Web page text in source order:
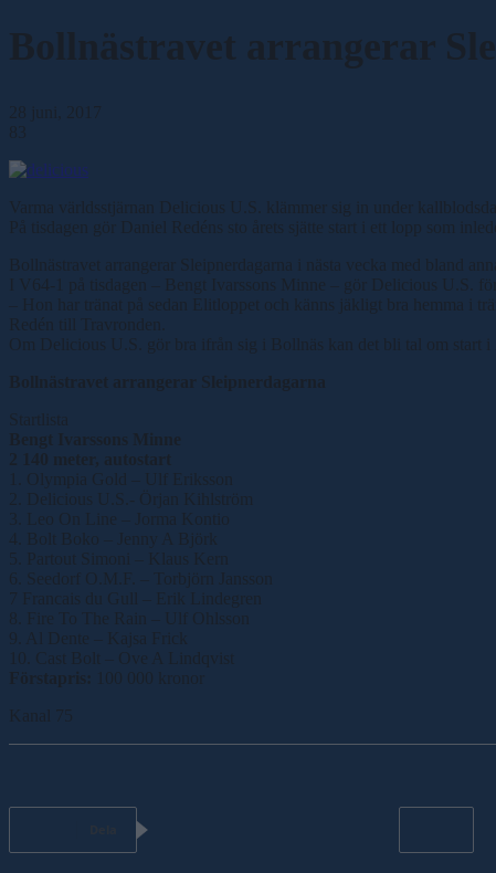
Bollnästravet arrangerar
28 juni, 2017
83
Varma världsstjärnan Delicious U.S. klämmer sig in under
På tisdagen gör Daniel Redéns sto årets sjätte start i ett lopp som
Bollnästravet arrangerar Sleipnerdagarna i nästa vecka med bland
I V64-1 på tisdagen – Bengt Ivarssons Minne – gör Delicious U.S.
– Hon har tränat på sedan Elitloppet och känns jäkligt bra hemma i
Redén till Travronden.
Om Delicious U.S. gör bra ifrån sig i Bollnäs kan det bli tal om start i
Bollnästravet arrangerar Sleipnerdagarna
Startlista
Bengt Ivarssons Minne
2 140 meter, autostart
1. Olympia Gold – Ulf Eriksson
2. Delicious U.S.- Örjan Kihlström
3. Leo On Line – Jorma Kontio
4. Bolt Boko – Jenny A Björk
5. Partout Simoni – Klaus Kern
6. Seedorf O.M.F. – Torbjörn Jansson
7 Francais du Gull – Erik Lindegren
8. Fire To The Rain – Ulf Ohlsson
9. Al Dente – Kajsa Frick
10. Cast Bolt – Ove A Lindqvist
Förstapris:
100 000 kronor
Kanal 75